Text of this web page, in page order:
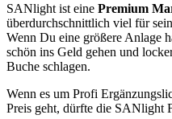
SANlight ist eine Premium
überdurchschnittlich viel für
Wenn Du eine größere Anlage
schön ins Geld gehen und
Buche schlagen.
Wenn es um Profi
Preis geht, dürfte die SANlight